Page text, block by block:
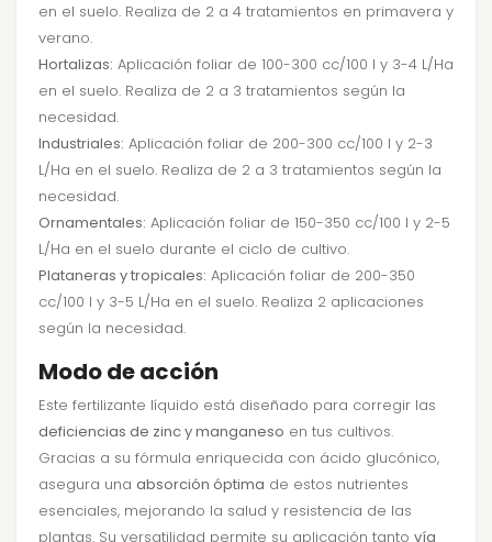
en el suelo. Realiza de 2 a 4 tratamientos en primavera y
verano.
Hortalizas: Aplicación foliar de 100-300 cc/100 l y 3-4 L/Ha
en el suelo. Realiza de 2 a 3 tratamientos según la
necesidad.
Industriales: Aplicación foliar de 200-300 cc/100 l y 2-3
L/Ha en el suelo. Realiza de 2 a 3 tratamientos según la
necesidad.
Ornamentales: Aplicación foliar de 150-350 cc/100 l y 2-5
L/Ha en el suelo durante el ciclo de cultivo.
Plataneras y tropicales: Aplicación foliar de 200-350
cc/100 l y 3-5 L/Ha en el suelo. Realiza 2 aplicaciones
según la necesidad.
Modo de acción
Este fertilizante líquido está diseñado para corregir las
deficiencias de zinc y manganeso en tus cultivos.
Gracias a su fórmula enriquecida con ácido glucónico,
asegura una absorción óptima de estos nutrientes
esenciales, mejorando la salud y resistencia de las
plantas. Su versatilidad permite su aplicación tanto vía